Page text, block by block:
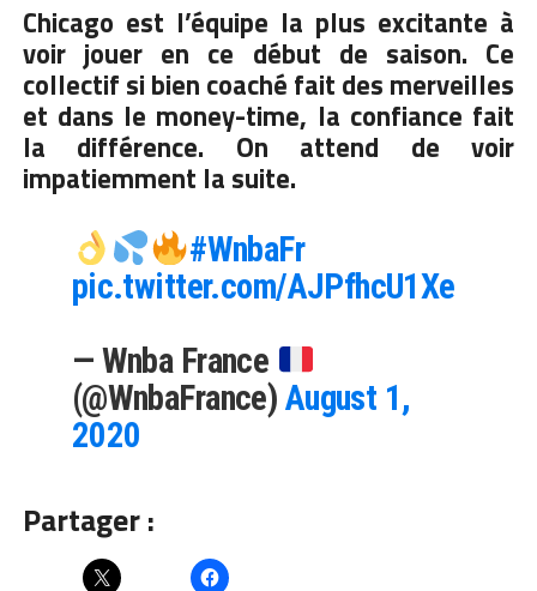
Chicago est l’équipe la plus excitante à
voir jouer en ce début de saison. Ce
collectif si bien coaché fait des merveilles
et dans le money-time, la confiance fait
la différence. On attend de voir
impatiemment la suite.
#WnbaFr
pic.twitter.com/AJPfhcU1Xe
— Wnba France
(@WnbaFrance) August 1,
2020
Partager :